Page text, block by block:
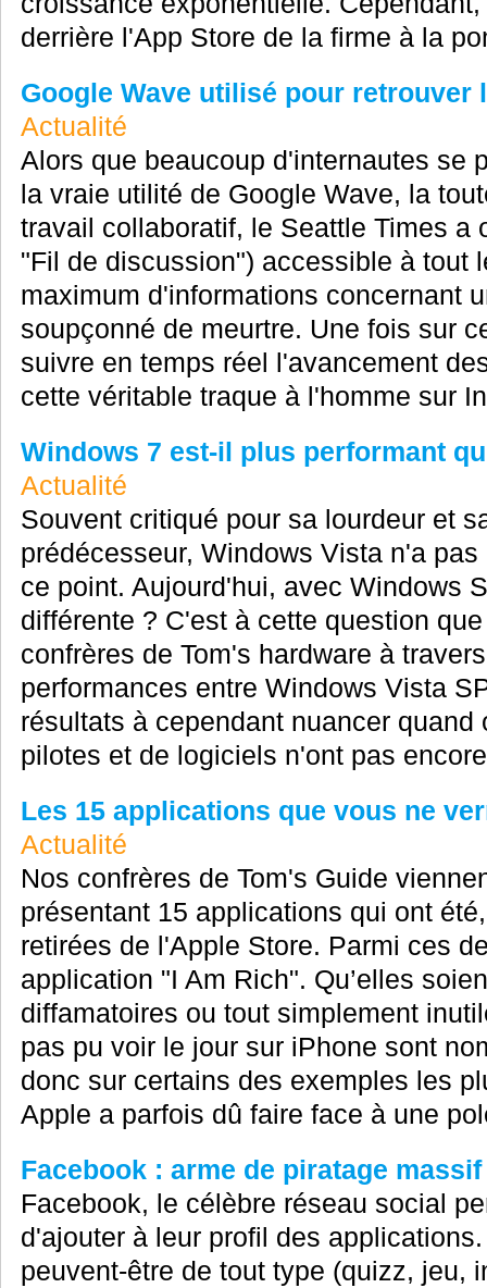
derrière l'App Store de la firme à la
Google Wave utilisé pour
Actualité
Alors que beaucoup d'internautes se
la vraie utilité de Google Wave, la
travail collaboratif, le Seattle Times a
"Fil de discussion") accessible à tout
maximum d'informations concernant
soupçonné de meurtre. Une fois sur
suivre en temps réel l'avancement
cette véritable traque à l'homme sur
Windows 7 est-il plus performant
Actualité
Souvent critiqué pour sa lourdeur et
prédécesseur, Windows Vista n'a
ce point. Aujourd'hui, avec Windows
différente ? C'est à cette question
confrères de Tom's hardware à
performances entre Windows Vista
résultats à cependant nuancer
pilotes et de logiciels n'ont pas
Les 15 applications que vous ne
Actualité
Nos confrères de Tom's Guide
présentant 15 applications qui ont
retirées de l'Apple Store. Parmi ces
application "I Am Rich". Qu’elles
diffamatoires ou tout simplement
pas pu voir le jour sur iPhone sont
donc sur certains des exemples les
Apple a parfois dû faire face à une
Facebook : arme de piratage massif
Facebook, le célèbre réseau social
d'ajouter à leur profil des
peuvent-être de tout type (quizz, jeu,